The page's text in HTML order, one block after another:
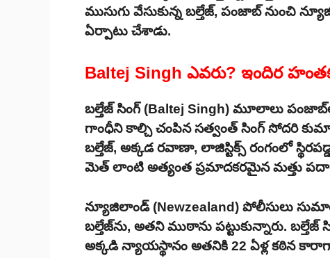
ముసుగు వేసుకున్న బల్తేజ్, పంజాబ్ నుంచి
ఏర్పాటు చేశాడు.
Baltej Singh ఎవరు? ఇందిర
బల్తేజ్ సింగ్ (Baltej Singh) మూలాలు
గాంధీని కాల్చి చంపిన సత్వంత్ సింగ్ సోదరి
బల్తేజ్, అక్కడ రవాణా, లాజిస్టిక్స్ రంగంలో
మెత్ లాంటి అత్యంత ప్రమాదకరమైన మత్తు
న్యూజిలాండ్ (Newzealand) పోలీసులు
బల్తేజ్‌ను, అతని ముఠాను పట్టుకున్నారు.
అక్కడి న్యాయస్థానం అతనికి 22 ఏళ్ల కఠిన